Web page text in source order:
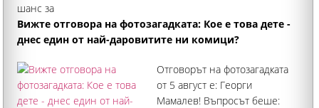
шанс за
Вижте отговора на фотозагадката: Кое е това дете -
днес един от най-даровитите ни комици?
Отговорът на фотозагадката
от 5 август е: Георги
Мамалев! Въпросът беше: